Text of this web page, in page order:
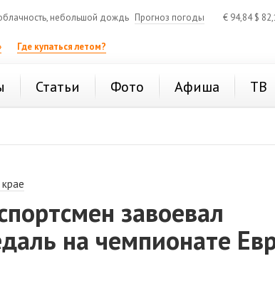
небольшой дождь Прогноз погоды € 94,84$
Где купаться летом?
Статьи Фото Афиша ТВ
завоевал
на чемпионате